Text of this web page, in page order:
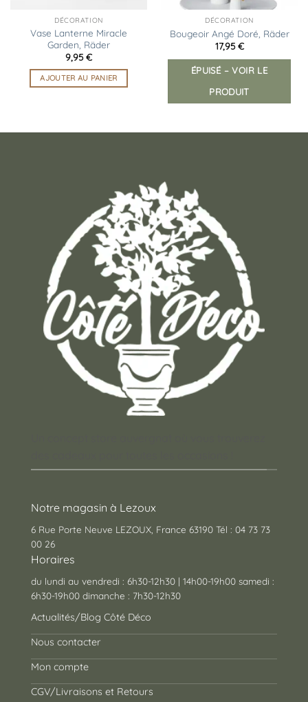
DÉCORATION
Vase Lanterne Miracle
Garden, Räder
9,95€
AJOUTER AU PANIER
DÉCORATION
Bougeoir Angé Doré, Räder
17,95€
ÉPUISÉ – VOIR LE
PRODUIT
Notre magasin à Lezoux
6 Rue Porte Neuve LEZOUX, France 63190 Tél : 04 73 73
00 26
Horaires
du lundi au vendredi : 6h30-12h30 | 14h00-19h00 samedi :
6h30-19h00 dimanche : 7h30-12h30
Actualités/Blog Côté Déco
Nous contacter
Mon compte
CGV/Livraisons et Retours